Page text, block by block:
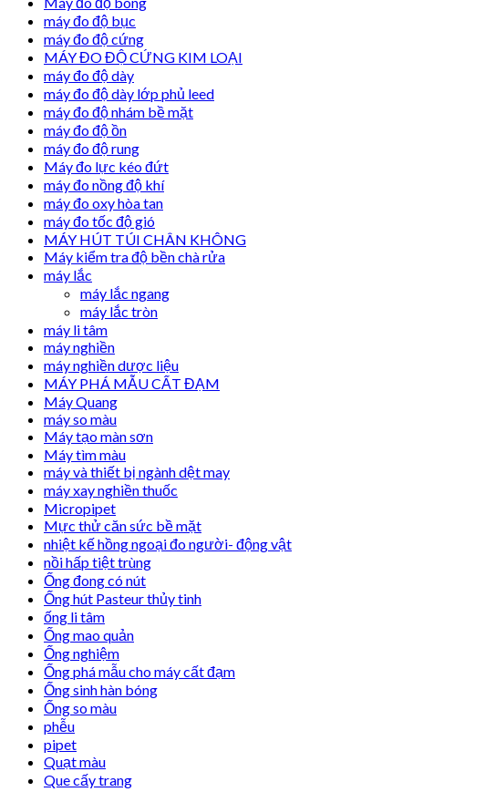
máy đo độ bục
máy đo độ cứng
MÁY ĐO ĐỘ CỨNG KIM LOẠI
máy đo độ dày
máy đo độ dày lớp phủ leed
máy đo độ nhám bề mặt
máy đo độ ồn
máy đo độ rung
Máy đo lực kéo đứt
máy đo nồng độ khí
máy đo oxy hòa tan
máy đo tốc độ gió
MÁY HÚT TÚI CHÂN KHÔNG
Máy kiểm tra độ bền chà rửa
máy lắc
máy lắc ngang
máy lắc tròn
máy li tâm
máy nghiền
máy nghiền dược liệu
MÁY PHÁ MẪU CẤT ĐẠM
Máy Quang
máy so màu
Máy tạo màn sơn
Máy tìm màu
máy và thiết bị ngành dệt may
máy xay nghiền thuốc
Micropipet
Mực thử căn sức bề mặt
nhiệt kế hồng ngoại đo người- động vật
nồi hấp tiệt trùng
Ống đong có nút
Ống hút Pasteur thủy tinh
ống li tâm
Ống mao quản
Ống nghiệm
Ống phá mẫu cho máy cất đạm
Ống sinh hàn bóng
Ống so màu
phễu
pipet
Quạt màu
Que cấy trang